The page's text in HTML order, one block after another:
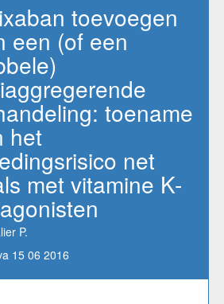
toevoegen
een (of een
toename
het
net
met vitamine K-
P.
15 06 2016